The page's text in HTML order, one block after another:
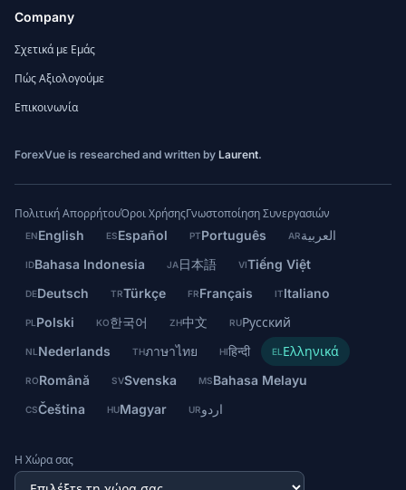
Company
Σχετικά με Εμάς
Πώς Αξιολογούμε
Επικοινωνία
ForexVue is researched and written by Laurent.
Πολιτική ΑπορρήτουΌροι ΧρήσηςΓνωστοποίηση Συνεργασιών
ENEnglish ESEspañol PTPortuguês ARالعربية
IDBahasa Indonesia JA日本語 VITiếng Việt
DEDeutsch TRTürkçe FRFrançais ITItaliano
PL Polski KO한국어 ZH中文 RUРусский
NL Nederlands THภาษาไทย HIहिन्दी EL Ελληνικά
RORomână SVSvenska MSBahasa Melayu
CSČeština HUMagyar URاردو
Η Χώρα σας